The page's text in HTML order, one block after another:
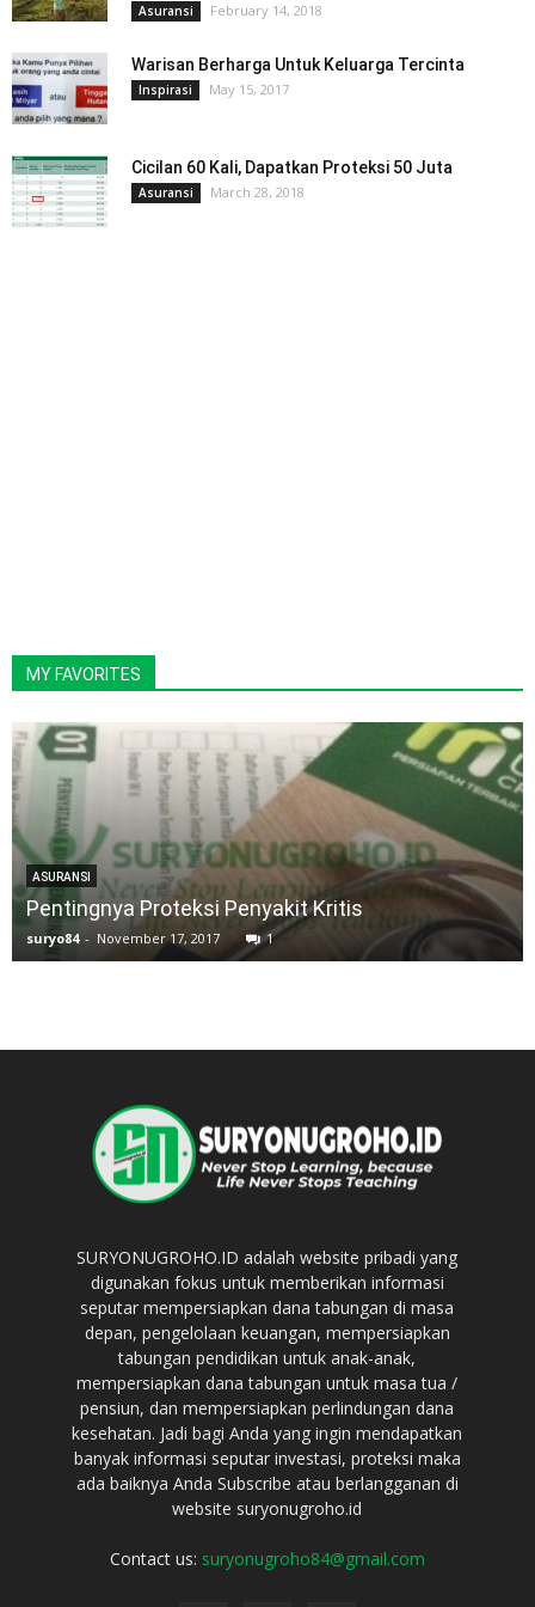
Asuransi February 14, 2018
Warisan Berharga Untuk Keluarga Tercinta
Inspirasi May 15, 2017
Cicilan 60 Kali, Dapatkan Proteksi 50 Juta
Asuransi March 28, 2018
MY FAVORITES
ASURANSI
Pentingnya Proteksi Penyakit Kritis
suryo84 - November 17, 2017 1
SURYONUGROHO.ID adalah website pribadi yang
digunakan fokus untuk memberikan informasi
seputar mempersiapkan dana tabungan di masa
depan, pengelolaan keuangan, mempersiapkan
tabungan pendidikan untuk anak-anak,
mempersiapkan dana tabungan untuk masa tua /
pensiun, dan mempersiapkan perlindungan dana
kesehatan. Jadi bagi Anda yang ingin mendapatkan
banyak informasi seputar investasi, proteksi maka
ada baiknya Anda Subscribe atau berlangganan di
website suryonugroho.id
Contact us: suryonugroho84@gmail.com